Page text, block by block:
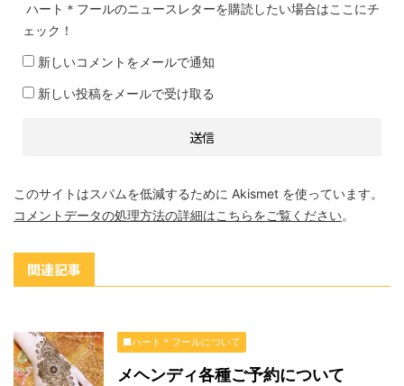
ハート＊フールのニュースレターを購読したい場合はここにチ
ェック！
新しいコメントをメールで通知
新しい投稿をメールで受け取る
このサイトはスパムを低減するために Akismet を使っています。
コメントデータの処理方法の詳細はこちらをご覧ください。
関連記事
■ハート＊フールについて
メヘンディ各種ご予約について